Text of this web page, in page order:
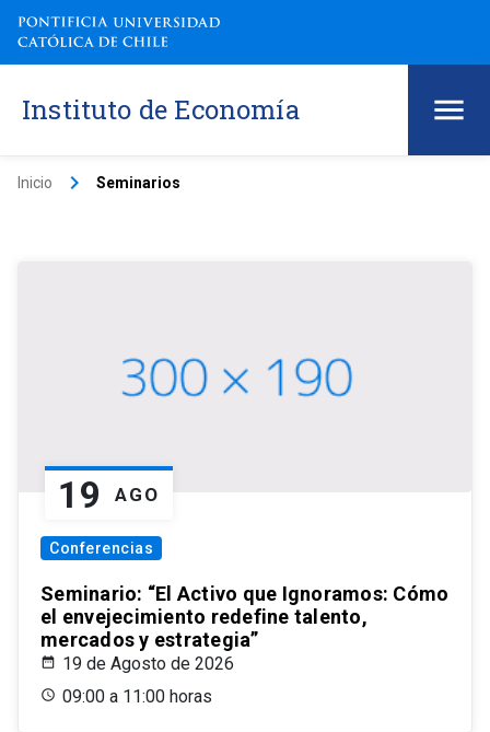
Instituto de Economía
Inicio keyboard_arrow_right Seminarios
19 AGO
Conferencias
Seminario: “El Activo que Ignoramos: Cómo
el envejecimiento redefine talento,
mercados y estrategia”
19 de Agosto de 2026
09:00 a 11:00 horas